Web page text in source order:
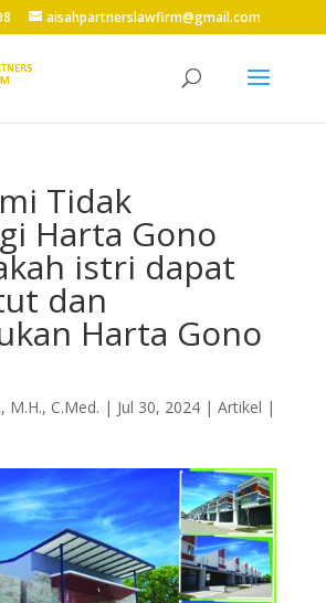
aisahpartnerslawfirm@gmail.com
Tidak
Harta Gono
istri dapat
dan
Harta Gono
M.H., C.Med. | Jul 30, 2024| Artikel |